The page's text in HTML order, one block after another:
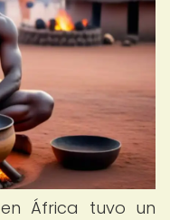
África tuvo un